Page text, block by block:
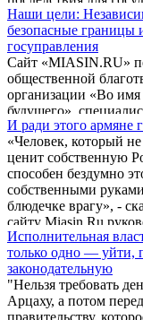
антироссийских
фигурирует, ...
весьма плачевными
арене, так и внутри
Наши цели:
безопасные границы
госуправления
Сайт «MIASIN.RU»
общественной
организации «Во имя
будущего»,
НКО и фондам Армине
являлась ли
результатом
исключительно
процессом. Ниже
читателей
И ради этого армяне
«Человек, который
ценит собственную
способен бездумно
собственными
блюдечке врагу», -
сайту Miasin.Ru
общественной
организации «Во имя
будущего»,
НКО и фондам
предлагаем
Исполнительная
только одно — уйти,
законодательную
"Нельзя требовать
Арцаху, а потом
правительству,